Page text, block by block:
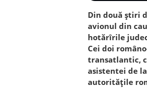
Din două știri
avionul din
hotărîrile
Cei doi
transatlantic,
asistentei de
autoritățile